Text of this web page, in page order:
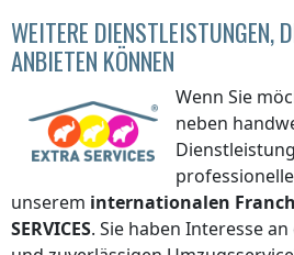
WEITERE DIENSTLEISTUNGEN,
ANBIETEN KÖNNEN
Wenn Sie
neben
unserem internationalen
SERVICES. Sie haben Interesse